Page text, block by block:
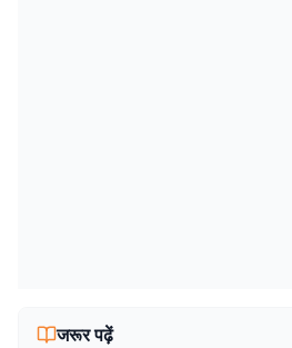
जरूर पढ़ें